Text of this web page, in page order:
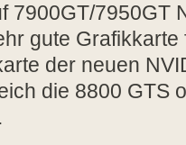
7900GT/7950GT
gute
der neuen
die 8800 GTS